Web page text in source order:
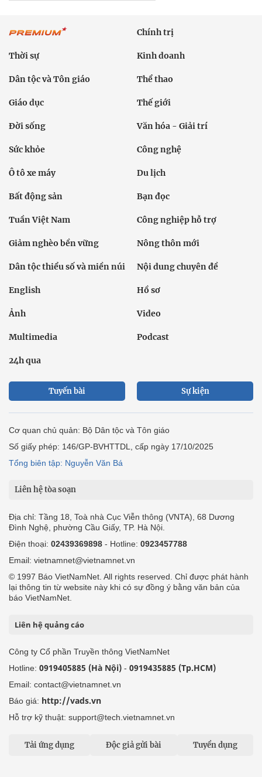
Chính trị
Thời sự Kinh doanh
Dân tộc và Tôn giáo Thể thao
Giáo dục Thế giới
Đời sống Văn hóa - Giải trí
Sức khỏe Công nghệ
Ô tô xe máy Du lịch
Bất động sản Bạn đọc
Tuần Việt Nam Công nghiệp hỗ trợ
Giảm nghèo bền vững Nông thôn mới
Dân tộc thiểu số và miền núi Nội dung chuyên đề
English Hồ sơ
Ảnh Video
Multimedia Podcast
24h qua
Tuyến bài Sự kiện
Cơ quan chủ quản: Bộ Dân tộc và Tôn giáo
Số giấy phép: 146/GP-BVHTTDL, cấp ngày 17/10/2025
Tổng biên tập: Nguyễn Văn Bá
Liên hệ tòa soạn
Địa chỉ: Tầng 18, Toà nhà Cục Viễn thông (VNTA), 68 Dương
Đình Nghệ, phường Cầu Giấy, TP. Hà Nội.
Điện thoại: 02439369898 - Hotline: 0923457788
Email: vietnamnet@vietnamnet.vn
© 1997 Báo VietNamNet. All rights reserved. Chỉ được phát hành
lại thông tin từ website này khi có sự đồng ý bằng văn bản của
báo VietNamNet.
Liên hệ quảng cáo
Công ty Cổ phần Truyền thông VietNamNet
Hotline: 0919405885 (Hà Nội) - 0919435885 (Tp.HCM)
Email: contact@vietnamnet.vn
Báo giá: http://vads.vn
Hỗ trợ kỹ thuật: support@tech.vietnamnet.vn
Tải ứng dụng Độc giả gửi bài Tuyển dụng